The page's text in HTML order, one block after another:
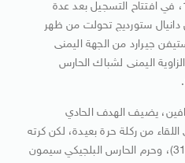
ونجح ليفربول الذي فاز ذهابا 3-1، في افتتاح التسجيل بعد عدة
ستورديج تحولت من ظهر
جيرارد من الجهة اليمنى
اليمنى لشباك الحارس
يضيف الهدف الحادي
من ركلة حرة بعيدة، لكن كرته
انحرفت قليلا عن القائم الايسر (31)، وحرم الحارس البلجيكي سيمون